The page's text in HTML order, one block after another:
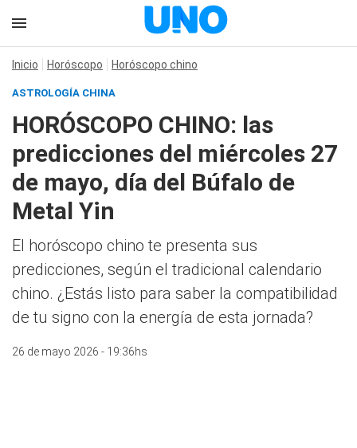
Inicio Horóscopo Horóscopo chino
ASTROLOGÍA CHINA
HORÓSCOPO CHINO: las
predicciones del miércoles 27
de mayo, día del Búfalo de
Metal Yin
El horóscopo chino te presenta sus
predicciones, según el tradicional calendario
chino. ¿Estás listo para saber la compatibilidad
de tu signo con la energía de esta jornada?
26 de mayo 2026 - 19:36hs